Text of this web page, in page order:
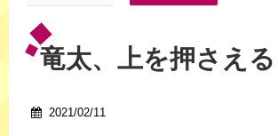
竜太、上を押さえる
2021/02/11